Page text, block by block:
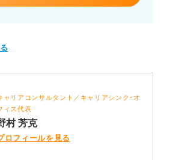
自己PRの作り方についてもアドバイ
ャリアコンサルタント／キャリアシンク･オ
ィス代表
村 芳克
ロフィールを見る